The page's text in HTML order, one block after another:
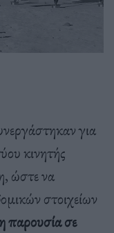
για
κινητής
ώστε να
στοιχείων
παρουσία σε